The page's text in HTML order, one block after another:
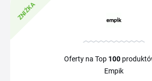
ZNIŻKA
Oferty na Top 100
Empik